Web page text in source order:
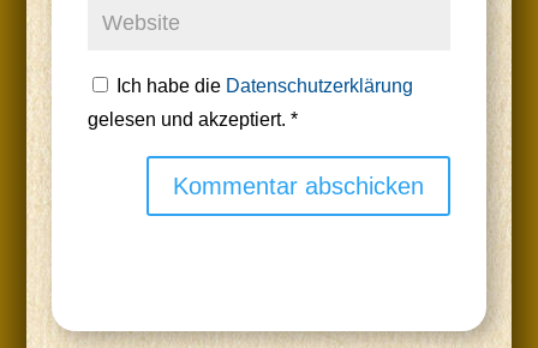
Ich habe die Datenschutzerklärung
gelesen und akzeptiert. *
Kommentar abschicken